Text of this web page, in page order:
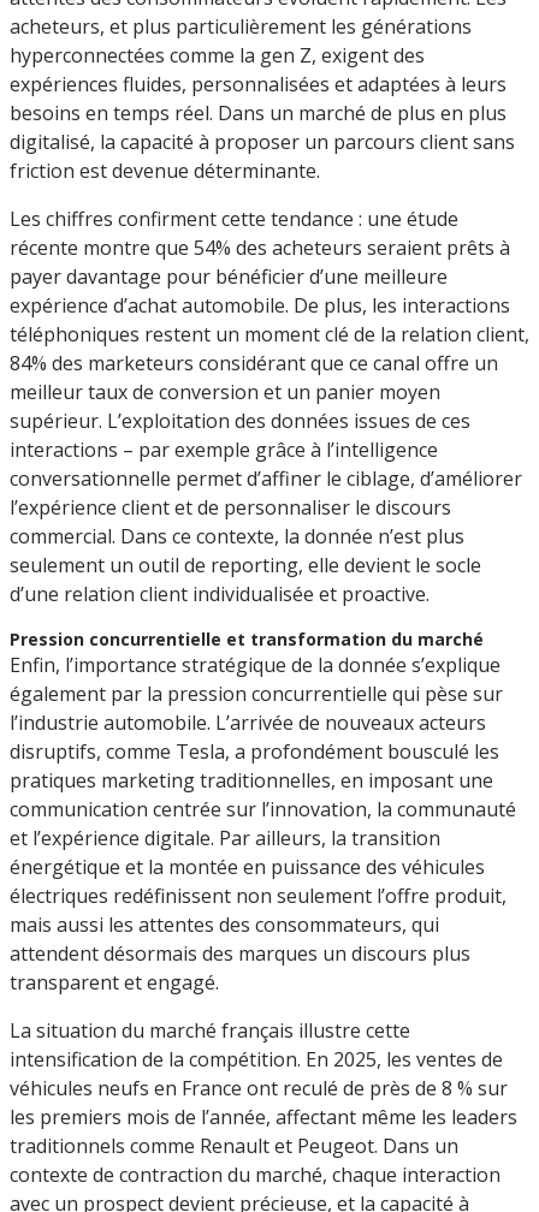
acheteurs, et plus particulièrement les générations
hyperconnectées comme la gen Z, exigent des
expériences fluides, personnalisées et adaptées à leurs
besoins en temps réel. Dans un marché de plus en plus
digitalisé, la capacité à proposer un parcours client sans
friction est devenue déterminante.
Les chiffres confirment cette tendance : une étude
récente montre que 54% des acheteurs seraient prêts à
payer davantage pour bénéficier d’une meilleure
expérience d’achat automobile. De plus, les interactions
téléphoniques restent un moment clé de la relation client,
84% des marketeurs considérant que ce canal offre un
meilleur taux de conversion et un panier moyen
supérieur. L’exploitation des données issues de ces
interactions – par exemple grâce à l’intelligence
conversationnelle permet d’affiner le ciblage, d’améliorer
l’expérience client et de personnaliser le discours
commercial. Dans ce contexte, la donnée n’est plus
seulement un outil de reporting, elle devient le socle
d’une relation client individualisée et proactive.
Pression concurrentielle et transformation du marché
Enfin, l’importance stratégique de la donnée s’explique
également par la pression concurrentielle qui pèse sur
l’industrie automobile. L’arrivée de nouveaux acteurs
disruptifs, comme Tesla, a profondément bousculé les
pratiques marketing traditionnelles, en imposant une
communication centrée sur l’innovation, la communauté
et l’expérience digitale. Par ailleurs, la transition
énergétique et la montée en puissance des véhicules
électriques redéfinissent non seulement l’offre produit,
mais aussi les attentes des consommateurs, qui
attendent désormais des marques un discours plus
transparent et engagé.
La situation du marché français illustre cette
intensification de la compétition. En 2025, les ventes de
véhicules neufs en France ont reculé de près de 8 % sur
les premiers mois de l’année, affectant même les leaders
traditionnels comme Renault et Peugeot. Dans un
contexte de contraction du marché, chaque interaction
avec un prospect devient précieuse, et la capacité à